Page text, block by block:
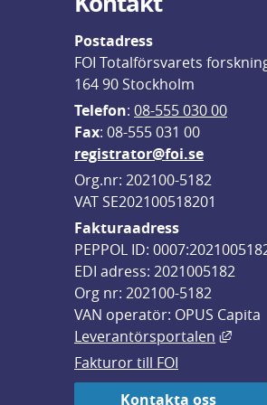
Postadress
FOI Totalförsvarets
164 90 Stockholm
Telefon: 08-555 030 00
Fax: 08-555 031 00
registrator@foi.se
Org.nr: 202100-5182
VAT SE202100518201
Fakturaadress
PEPPOL ID:
EDI adress: 2021005182
Org nr: 202100-5182
VAN operatör: OPUS Capita
Leverantörsportalen
Fakturor till FOI
Kontakta oss